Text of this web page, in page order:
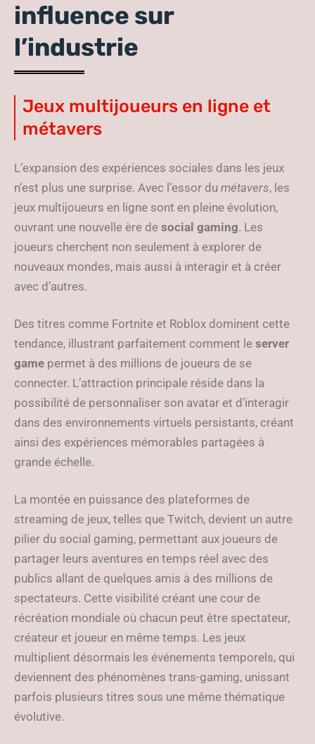
influence sur
l’industrie
Jeux multijoueurs en ligne et
métavers
L’expansion des expériences sociales dans les jeux
n’est plus une surprise. Avec l’essor du métavers, les
jeux multijoueurs en ligne sont en pleine évolution,
ouvrant une nouvelle ère de social gaming. Les
joueurs cherchent non seulement à explorer de
nouveaux mondes, mais aussi à interagir et à créer
avec d’autres.
Des titres comme Fortnite et Roblox dominent cette
tendance, illustrant parfaitement comment le server
game permet à des millions de joueurs de se
connecter. L’attraction principale réside dans la
possibilité de personnaliser son avatar et d’interagir
dans des environnements virtuels persistants, créant
ainsi des expériences mémorables partagées à
grande échelle.
La montée en puissance des plateformes de
streaming de jeux, telles que Twitch, devient un autre
pilier du social gaming, permettant aux joueurs de
partager leurs aventures en temps réel avec des
publics allant de quelques amis à des millions de
spectateurs. Cette visibilité créant une cour de
récréation mondiale où chacun peut être spectateur,
créateur et joueur en même temps. Les jeux
multiplient désormais les événements temporels, qui
deviennent des phénomènes trans-gaming, unissant
parfois plusieurs titres sous une même thématique
évolutive.